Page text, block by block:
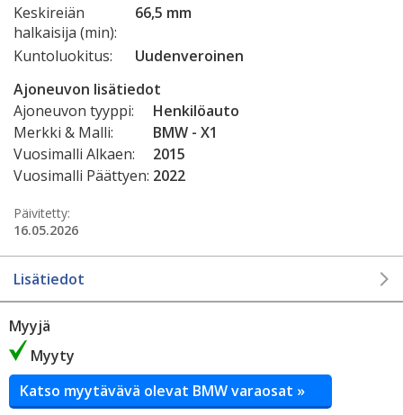
Keskireiän
halkaisija (min):
66,5 mm
Kuntoluokitus:
Uudenveroinen
Ajoneuvon lisätiedot
Ajoneuvon tyyppi:
Henkilöauto
Merkki & Malli:
BMW - X1
Vuosimalli Alkaen:
2015
Vuosimalli Päättyen: 2022
Päivitetty:
16.05.2026
Lisätiedot
Myyjä
Myyty
Katso myytävävä olevat BMW varaosat »